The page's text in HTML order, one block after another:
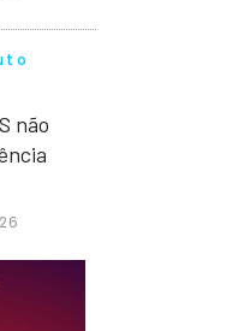
não